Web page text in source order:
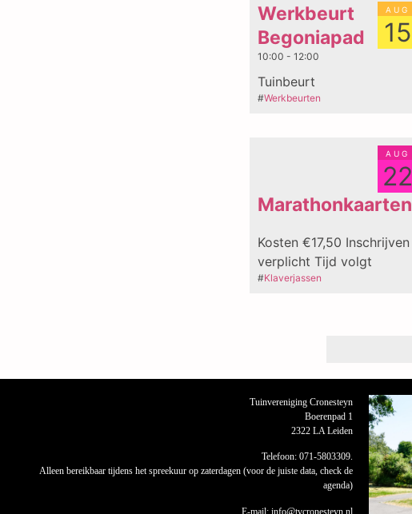
aug
15
Werkbeurt
Begoniapad
10:00 - 12:00
Tuinbeurt
#Werkbeurten
aug
22
Marathonkaarten
Kosten €17,50 Inschrijven
verplicht Tijd volgt
#Klaverjassen
Tuinvereniging Cronesteyn
Boerenpad 1
2322 LA Leiden
Telefoon: 071-5803309.
Alleen bereikbaar tijdens het spreekuur op zaterdagen (voor de juiste data, check de
agenda)
E-mail: info@tvcronesteyn.nl